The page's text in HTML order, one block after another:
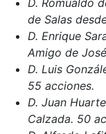
D. Romualdo
de Salas
D. Enrique
Amigo de
D. Luis
55 acciones.
D. Juan
Calzada. 50